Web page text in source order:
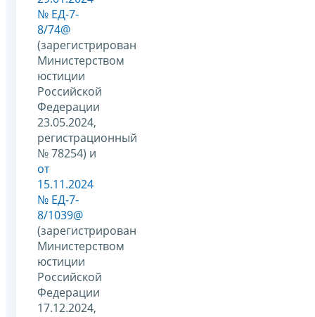
№ ЕД-7-
8/74@
(зарегистрирован
Министерством
юстиции
Российской
Федерации
23.05.2024,
регистрационный
№ 78254) и
от
15.11.2024
№ ЕД-7-
8/1039@
(зарегистрирован
Министерством
юстиции
Российской
Федерации
17.12.2024,